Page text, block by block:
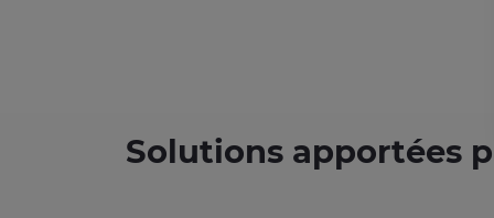
Solutions apportées